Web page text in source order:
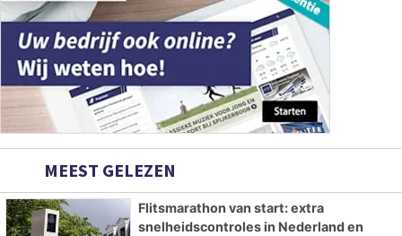
MEEST GELEZEN
Flitsmarathon van start: extra
snelheidscontroles in Nederland en